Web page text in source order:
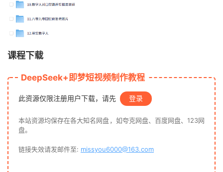
课程下载
DeepSeek+即梦短视频制作教程
此资源仅限注册用户下载，请先 登录
本站资源均保存在各大知名网盘，如夸克网盘、百度网盘、123网
盘。
链接失效请发邮件至: missyou6000@163.com